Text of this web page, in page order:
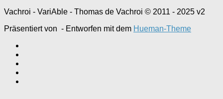
Vachroi - VariAble - Thomas de Vachroi © 2011 - 2025 v2
Präsentiert von - Entworfen mit dem Hueman-Theme